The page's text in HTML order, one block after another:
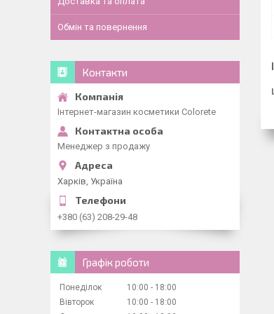
Обмін та повернення
Контакти
Інтернет-магазин косметики Colorete
Менеджер з продажу
Харків, Україна
+380 (63) 208-29-48
Графік роботи
Понеділок 10:00
18:00
Вівторок
10:00
18:00